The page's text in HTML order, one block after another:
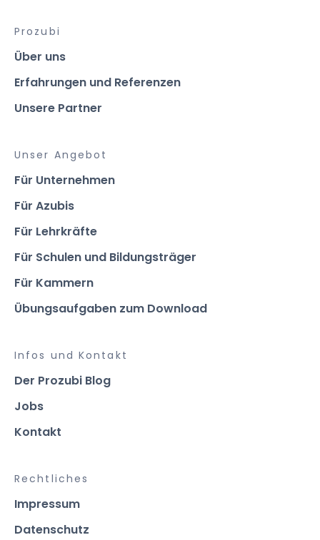
Prozubi
Über uns
Erfahrungen und Referenzen
Unsere Partner
Unser Angebot
Für Unternehmen
Für Azubis
Für Lehrkräfte
Für Schulen und Bildungsträger
Für Kammern
Übungsaufgaben zum Download
Infos und Kontakt
Der Prozubi Blog
Jobs
Kontakt
Rechtliches
Impressum
Datenschutz